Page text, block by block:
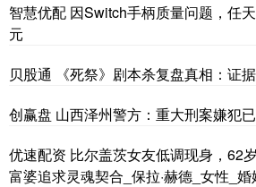
智慧优配 因Switch手柄质量问题，任
元
贝股通 《死祭》剧本杀复盘真相：证
创赢盘 山西泽州警方：重大刑案嫌犯
优速配资 比尔盖茨女友低调现身，62
富婆追求灵魂契合_保拉·赫德_女性_婚